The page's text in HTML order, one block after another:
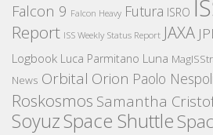
Falcon 9 Falcon Heavy Futura ISRO
Report ISS Weekly Status Report JAXA
Logbook Luca Parmitano Luna
News Orbital Orion Paolo Nespoli
Roskosmos Samantha
SoyuzSpace Shuttle